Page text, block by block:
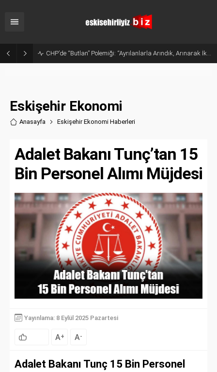
Sanayide Altyapı ve Temizlik Tepkisi: Gürhan Albayrak Küçük Sanayi Esnafını Ziyaret Etti
Eskişehir Ekonomi
Anasayfa Eskişehir Ekonomi Haberleri
Adalet Bakanı Tunç’tan 15
Bin Personel Alımı Müjdesi
Yayınlama: 8 Eylül 2025 Pazartesi
A+ A-
Adalet Bakanı Tunç 15 Bin Personel